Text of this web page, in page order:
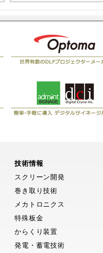
技術情報
スクリーン開発
巻き取り技術
メカトロニクス
特殊板金
からくり装置
発電・蓄電技術